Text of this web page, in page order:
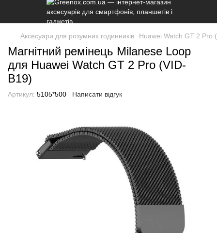
Аксесуари для розумних годинників Huawei Watch GT 2 Pro
Магнітний ремінець Milanese Loop
для Huawei Watch GT 2 Pro (VID-
B19)
Артикул: 5105*500 Написати відгук